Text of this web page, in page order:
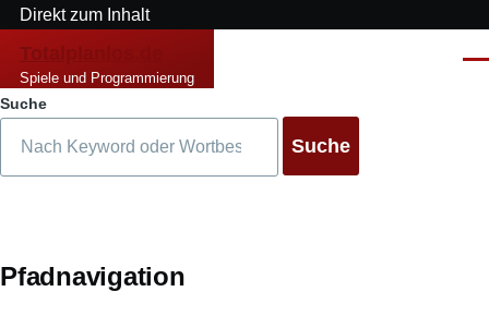
Direkt zum Inhalt
Totalplanlos.de
Spiele und Programmierung
Suche
Pfadnavigation